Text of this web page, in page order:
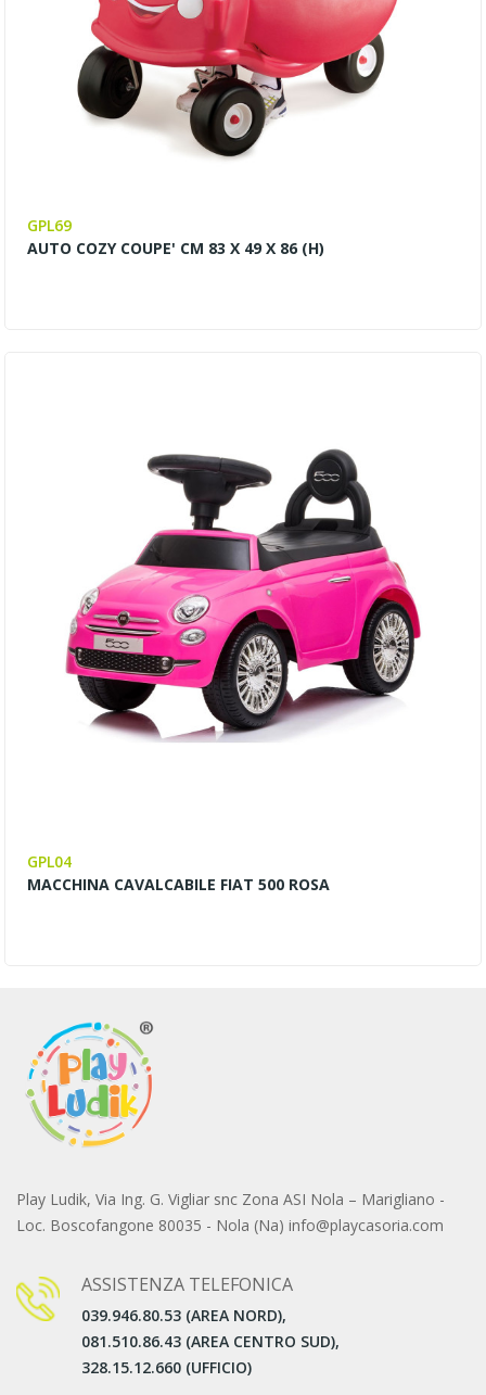
GPL69
AUTO COZY COUPE' CM 83 X 49 X 86 (H)
GPL04
MACCHINA CAVALCABILE FIAT 500 ROSA
Play Ludik, Via Ing. G. Vigliar snc Zona ASI Nola – Marigliano -
Loc. Boscofangone 80035 - Nola (Na) info@playcasoria.com
ASSISTENZA TELEFONICA
039.946.80.53 (AREA NORD),
081.510.86.43 (AREA CENTRO SUD),
328.15.12.660 (UFFICIO)